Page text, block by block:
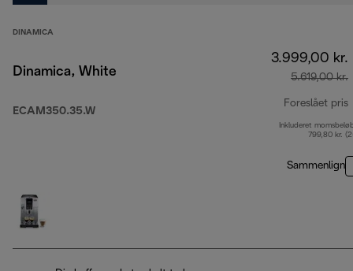
DINAMICA
Dinamica, White
ECAM350.35.W
3.999,00 kr.
5.619,00 kr.
Foreslået pris
Inkluderet
799,80 kr.
Sammenlign